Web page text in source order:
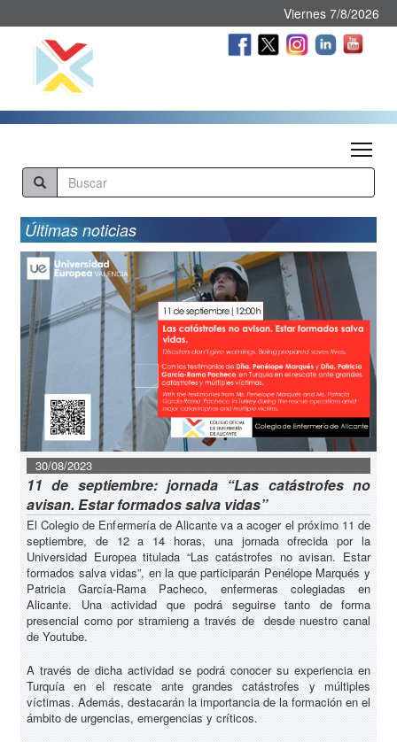
Viernes 7/8/2026
Últimas noticias
30/08/2023
11 de septiembre: jornada “Las catástrofes no
avisan. Estar formados salva vidas”
El Colegio de Enfermería de Alicante va a acoger el próximo 11 de
septiembre, de 12 a 14 horas, una jornada ofrecida por la
Universidad Europea titulada “Las catástrofes no avisan. Estar
formados salva vidas”, en la que participarán Penélope Marqués y
Patricia García-Rama Pacheco, enfermeras colegiadas en
Alicante. Una actividad que podrá seguirse tanto de forma
presencial como por stramieng a través de desde nuestro canal
de Youtube.
A través de dicha actividad se podrá conocer su experiencia en
Turquía en el rescate ante grandes catástrofes y múltiples
víctimas. Además, destacarán la importancia de la formación en el
ámbito de urgencias, emergencias y críticos.